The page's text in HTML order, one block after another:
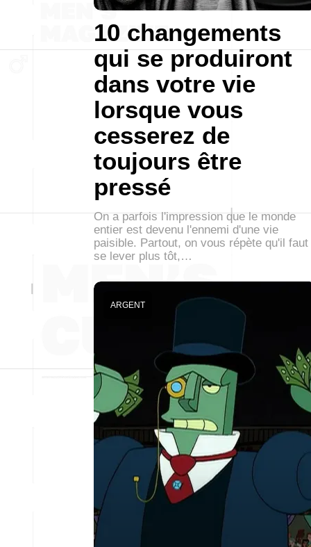
10 changements
qui se produiront
dans votre vie
lorsque vous
cesserez de
toujours être
pressé
On a parfois l'impression que le monde
entier est devenu l'ennemi d'une vie
paisible. Partout, on vous répète qu'il faut
se lever plus tôt,…
ARGENT